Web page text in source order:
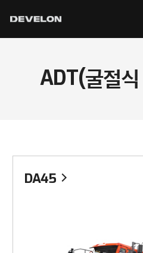
ADT(굴절
DA45